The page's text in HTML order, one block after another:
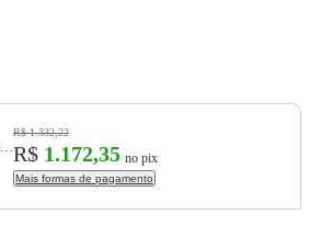
Cadeira Gamer Racer Giratória Gallant Altura Regulável Preta e Vermelha GCD100RPUA-PT
R$ 1.332,22
R$ 1.172,35 no pix
Mais formas de pagamento